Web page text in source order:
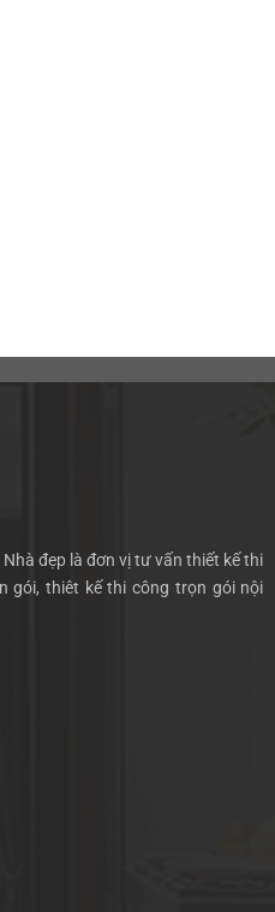
đẹp là đơn vị tư vấn thiết kế thi
gói, thiêt kế thi công trọn gói nội